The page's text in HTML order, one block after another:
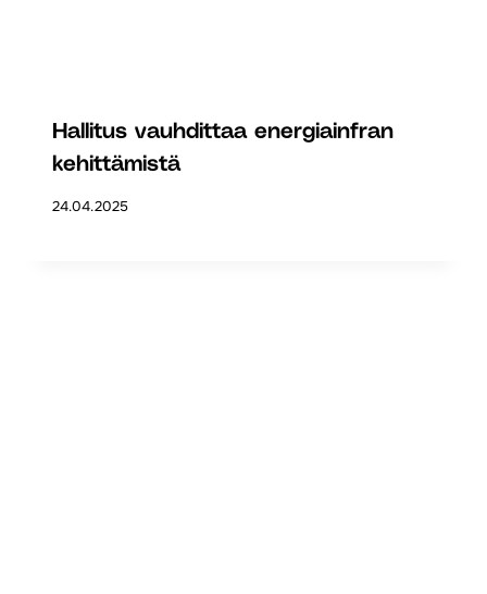
Hallitus vauhdittaa energiainfran
kehittämistä
24.04.2025